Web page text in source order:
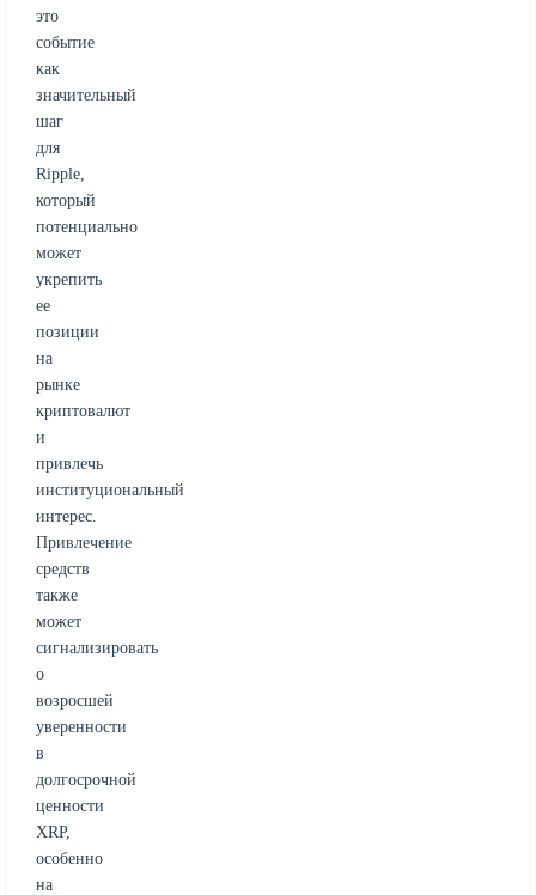
это
событие
как
значительный
шаг
для
Ripple,
который
потенциально
может
укрепить
ее
позиции
на
рынке
криптовалют
и
привлечь
институциональный
интерес.
Привлечение
средств
также
может
сигнализировать
о
возросшей
уверенности
в
долгосрочной
ценности
XRP,
особенно
на